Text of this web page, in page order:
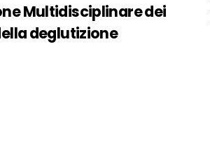
Multidisciplinare dei
deglutizione